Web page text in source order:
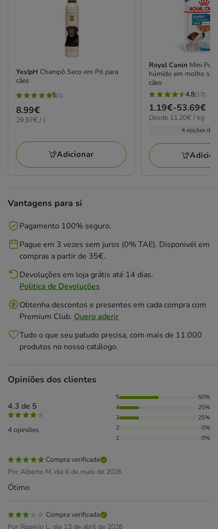
Yes!pH Champô Seco em Pó para
cães
5
estrelas
com
avaliações
5(1)
Preço
8.99€
8.99€
29.97€
29.97€ / l
Adicionar
Royal Canin Mini
húmido em molho
cães
4.8
estrelas
com
avaliações
4.8(17)
Preço
de
53.69€
1.19€-53.69€
11.20€
Desde 11.20€ / kg
4 opções de
Vantagens para si
Pagamento 100% seguro.
Pague em 3 vezes sem juros (0% TAE). Disponivél em
compras a partir de 35€.
Devoluções em loja grátis até 14 dias.
Politica de Devoluções
Obtenha descontos e presentes em cada compra com
Premium Club. Quero aderir
Tudo o que seu patudo precisa, com mais de 11.000
produtos no nosso catálogo.
Opiniões dos clientes
4.3 de 5
4 opiniões
50% das pessoas avaliaram com 5 estrelas, 25% das
5
50%
4
25%
3
25%
2
0%
1
0%
Compra verificada
Por Alberto M. dia 6 de maio de 2026
Ótimo
Compra verificada
Por Rogério L. dia 13 de abril de 2026